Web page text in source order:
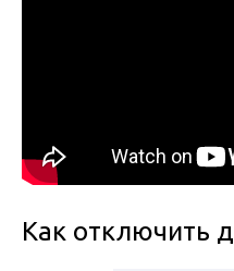
Как отключить